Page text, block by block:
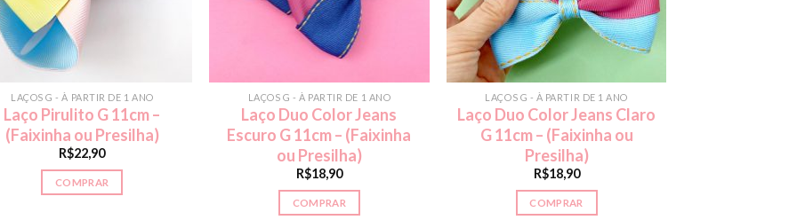
LAÇOS G - À PARTIR DE 1 ANO
Laço Pirulito G 11cm –
(Faixinha ou Presilha)
R$22,90
COMPRAR
LAÇOS G - À PARTIR DE 1 ANO
Laço Duo Color Jeans
Escuro G 11cm – (Faixinha
ou Presilha)
R$18,90
COMPRAR
LAÇOS G - À PARTIR DE 1 ANO
Laço Duo Color Jeans Claro
G 11cm – (Faixinha ou
Presilha)
R$18,90
COMPRAR